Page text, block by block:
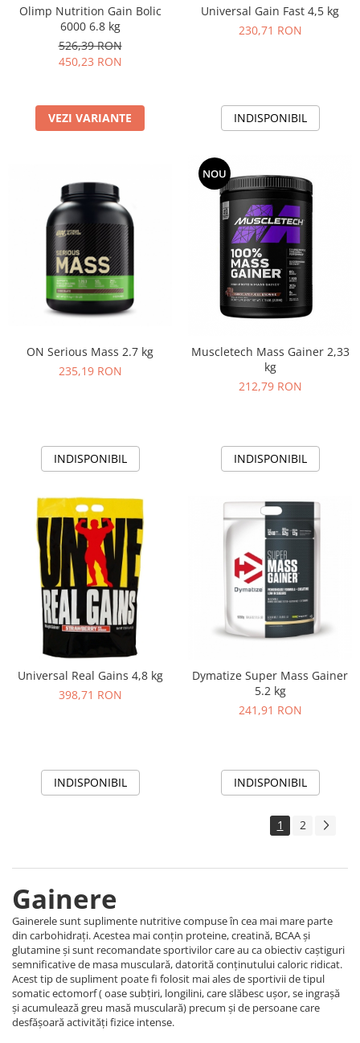
Olimp Nutrition Gain Bolic
6000 6.8 kg
526,39 RON
450,23 RON
VEZI VARIANTE
Universal Gain Fast 4,5 kg
230,71 RON
INDISPONIBIL
ON Serious Mass 2.7 kg
235,19 RON
INDISPONIBIL
NOU
Muscletech Mass Gainer 2,33
kg
212,79 RON
INDISPONIBIL
Universal Real Gains 4,8 kg
398,71 RON
INDISPONIBIL
Dymatize Super Mass Gainer
5.2 kg
241,91 RON
INDISPONIBIL
1 2
Gainere
Gainerele sunt suplimente nutritive compuse în cea mai mare parte
din carbohidrați. Acestea mai conțin proteine, creatină, BCAA și
glutamine și sunt recomandate sportivilor care au ca obiectiv caștiguri
semnificative de masa musculară, datorită conținutului caloric ridicat.
Acest tip de supliment poate fi folosit mai ales de sportivii de tipul
somatic ectomorf ( oase subțiri, longilini, care slăbesc ușor, se ingrașă
și acumulează greu masă musculară) precum și de persoane care
desfășoară activități fizice intense.